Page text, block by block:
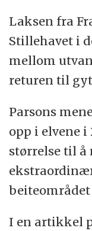
Laksen fra
Stillehavet i
mellom
returen til
Parsons
opp i elvene
størrelse til å
beiteområdet
I en artikkel